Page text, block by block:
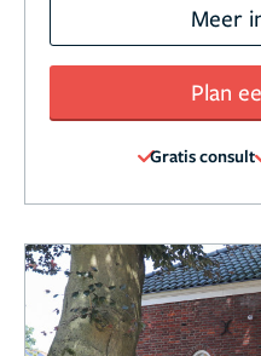
Meer
Plan
Gratis consult